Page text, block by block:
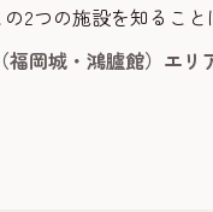
2つの施設を知るこ
これからの未来への
スクエアは、時の重
館、福岡城の歴史をハ
福岡城・鴻臚館）エリ